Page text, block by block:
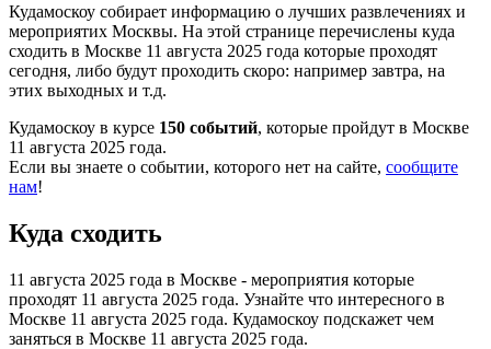
Кудамоскоу собирает информацию о лучших развлечениях и
мероприятих Москвы. На этой странице перечислены куда
сходить в Москве 11 августа 2025 года которые проходят
сегодня, либо будут проходить скоро: например завтра, на
этих выходных и т.д.
Кудамоскоу в курсе 150 событий, которые пройдут в Москве
11 августа 2025 года.
Если вы знаете о событии, которого нет на сайте, сообщите
нам!
Куда сходить
11 августа 2025 года в Москве - мероприятия которые
проходят 11 августа 2025 года. Узнайте что интересного в
Москве 11 августа 2025 года. Кудамоскоу подскажет чем
заняться в Москве 11 августа 2025 года.